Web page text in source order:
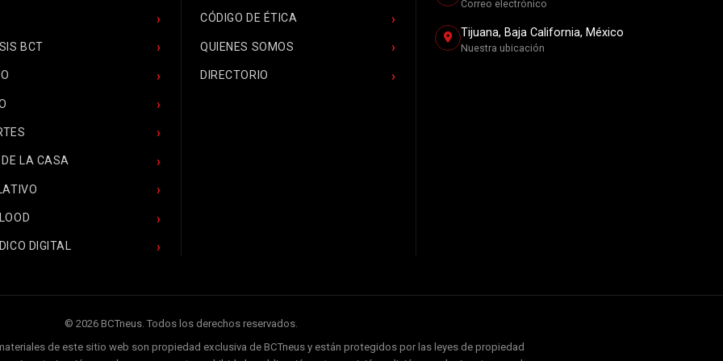
BCT
LA CASA
DIGITAL
CÓDIGO DE ÉTICA
QUIENES SOMOS
DIRECTORIO
Correo electrónico
Tijuana, Baja California, México
Nuestra ubicación
© 2026 BCTneus. Todos los derechos reservados.
de este sitio web son propiedad exclusiva de BCTneus y están protegidos por las leyes de propiedad